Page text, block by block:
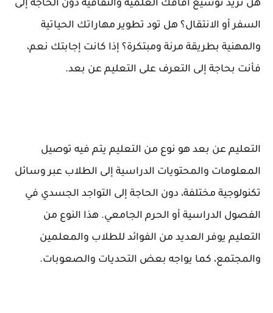
هل تريد توسيع آفاقك العلمية والثقافية دون الحاجة إلى
السفر أو الانتقال؟ هل تود تطوير مهاراتك الحياتية
والمهنية بطريقة مرنة ومبتكرة؟ إذا كانت إجابتك نعم،
فأنت بحاجة إلى التعرف على التعليم عن بعد.
التعليم عن بعد هو نوع من التعليم يتم فيه توصيل
المعلومات والمحتويات الدراسية إلى الطلاب عبر وسائل
تكنولوجية مختلفة، دون الحاجة إلى التواجد الجسدي في
الفصول الدراسية أو الحرم الجامعي. هذا النوع من
التعليم يوفر العديد من الفوائد للطلاب والمعلمين
والمجتمع، كما يواجه بعض التحديات والصعوبات.